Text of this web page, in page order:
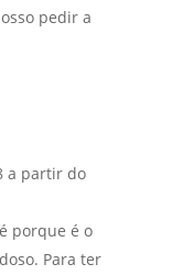
pedir a
a partir do
porque é o
Para ter